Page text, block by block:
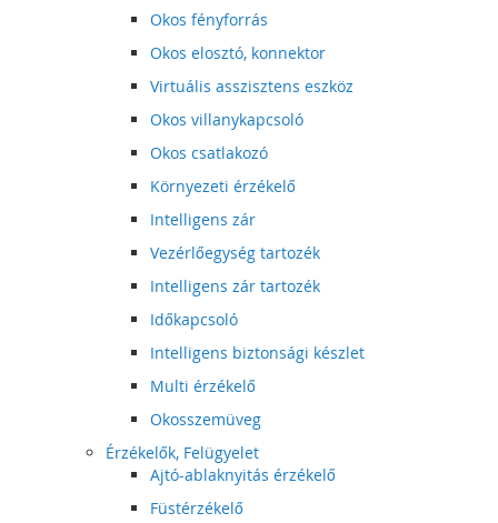
Okos fényforrás
Okos elosztó, konnektor
Virtuális asszisztens eszköz
Okos villanykapcsoló
Okos csatlakozó
Környezeti érzékelő
Intelligens zár
Vezérlőegység tartozék
Intelligens zár tartozék
Időkapcsoló
Intelligens biztonsági készlet
Multi érzékelő
Okosszemüveg
Érzékelők, Felügyelet
Ajtó-ablaknyitás érzékelő
Füstérzékelő